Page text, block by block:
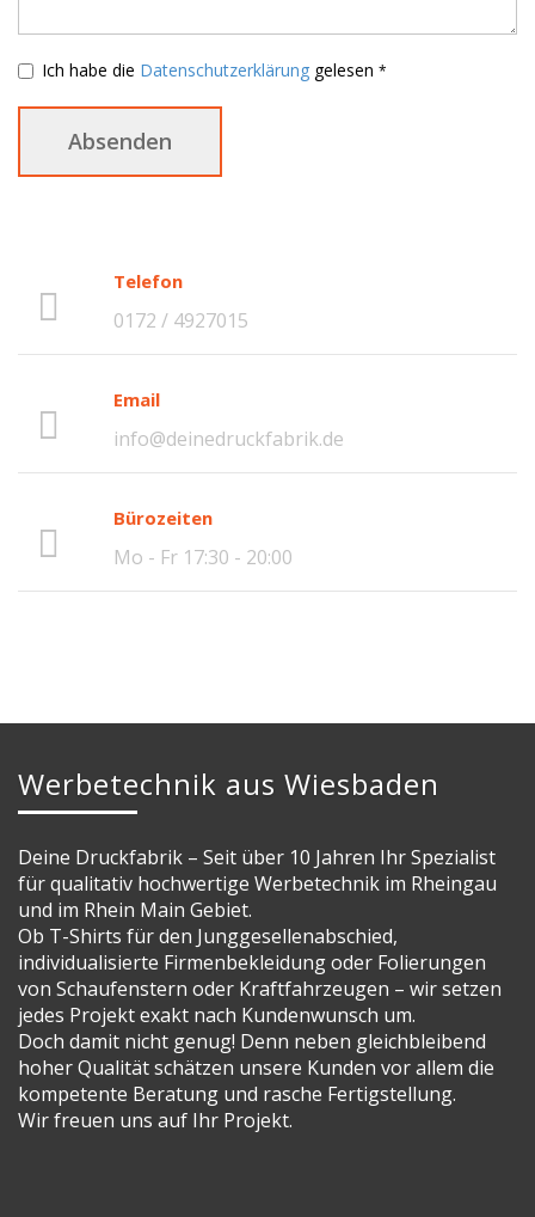
Ich habe die Datenschutzerklärung gelesen *
Absenden
Telefon
0172 / 4927015
Email
info@deinedruckfabrik.de
Bürozeiten
Mo - Fr 17:30 - 20:00
Werbetechnik aus Wiesbaden
Deine Druckfabrik – Seit über 10 Jahren Ihr Spezialist
für qualitativ hochwertige Werbetechnik im Rheingau
und im Rhein Main Gebiet.
Ob T-Shirts für den Junggesellenabschied,
individualisierte Firmenbekleidung oder Folierungen
von Schaufenstern oder Kraftfahrzeugen – wir setzen
jedes Projekt exakt nach Kundenwunsch um.
Doch damit nicht genug! Denn neben gleichbleibend
hoher Qualität schätzen unsere Kunden vor allem die
kompetente Beratung und rasche Fertigstellung.
Wir freuen uns auf Ihr Projekt.